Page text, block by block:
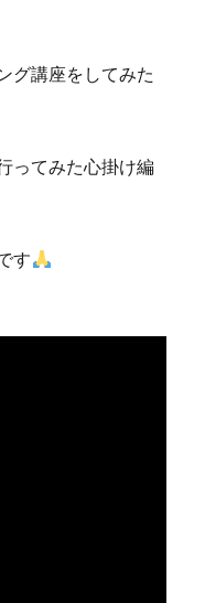
グ講座をしてみた
ってみた心掛け編
す